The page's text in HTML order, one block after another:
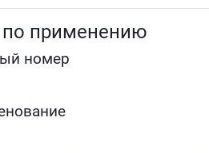
по применению
номер